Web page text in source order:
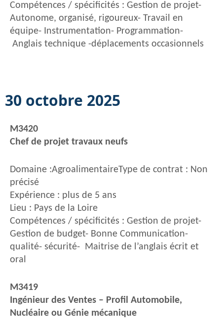
Compétences / spécificités : Gestion de projet-
Autonome, organisé, rigoureux- Travail en
équipe- Instrumentation- Programmation-
Anglais technique -déplacements occasionnels
30 octobre 2025
M3420
Chef de projet travaux neufs
Domaine :AgroalimentaireType de contrat : Non
précisé
Expérience : plus de 5 ans
Lieu : Pays de la Loire
Compétences / spécificités : Gestion de projet-
Gestion de budget- Bonne Communication-
qualité- sécurité- Maitrise de l’anglais écrit et
oral
M3419
Ingénieur des Ventes – Profil Automobile,
Nucléaire ou Génie mécanique